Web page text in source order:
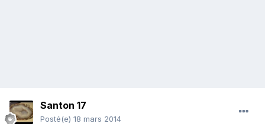
Santon 17
Posté(e) 18 mars 2014